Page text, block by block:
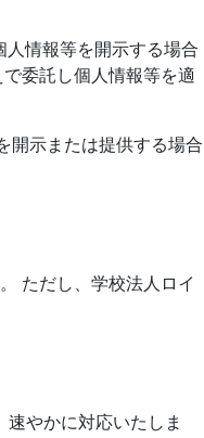
情報等を開示する場合
委託し個人情報等を適
開示または提供する場合
ただし、学校法人ロイ
やかに対応いたしま